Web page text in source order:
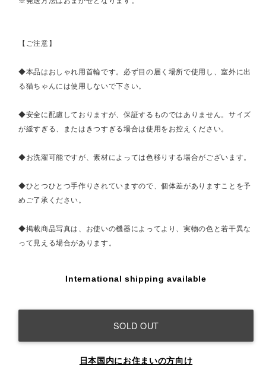
【ご注意】
◆本品はおしゃれ用首輪です。必ず目の届く場所で使用し、室外に出
る猫ちゃんには使用しないで下さい。
◆安全に配慮しておりますが、保証するものではありません。サイズ
が緩すぎる、またはきつすぎる場合は使用をお控えください。
◆お洗濯可能ですが、素材によっては色移りする場合がございます。
◆ひとつひとつ手作りされていますので、個体差がありますことを予
めご了承ください。
◆掲載商品写真は、お使いの機器によってより、実物の色と若干異な
って見える場合があります。
International shipping available
SOLD OUT
日本国内にお住まいの方向け